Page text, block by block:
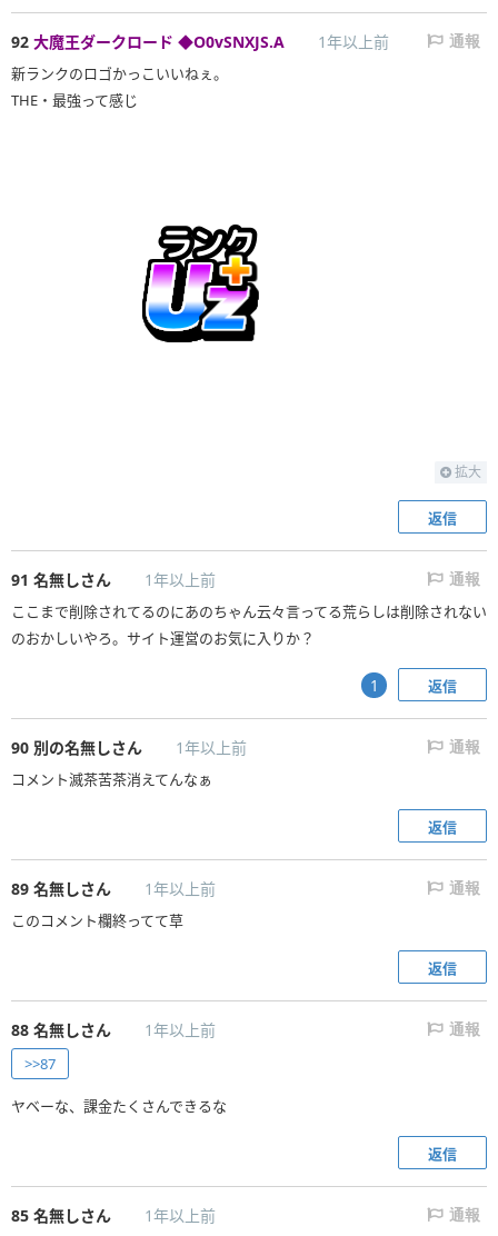
92 大魔王ダークロード ◆O0vSNXJS.A 1年以上前 通報
新ランクのロゴかっこいいねぇ。
THE・最強って感じ
拡大
返信
91 名無しさん 1年以上前 通報
ここまで削除されてるのにあのちゃん云々言ってる荒らしは削除されない
のおかしいやろ。サイト運営のお気に入りか？
返信
1
90 別の名無しさん 1年以上前 通報
コメント滅茶苦茶消えてんなぁ
返信
89 名無しさん 1年以上前 通報
このコメント欄終ってて草
返信
88 名無しさん 1年以上前 通報
>>87
ヤベーな、課金たくさんできるな
返信
85 名無しさん 1年以上前 通報